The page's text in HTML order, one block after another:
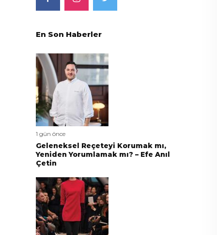
En Son Haberler
1 gün önce
Geleneksel Reçeteyi Korumak mı,
Yeniden Yorumlamak mı? – Efe Anıl
Çetin